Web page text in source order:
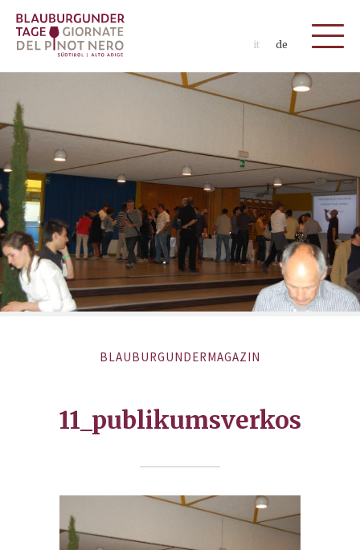
it de
BLAUBURGUNDERMAGAZIN
11_publikumsverkos